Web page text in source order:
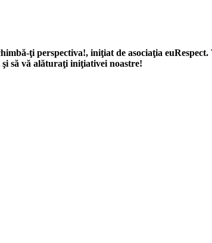
ţi perspectiva!, iniţiat de asociaţia
şi să vă alăturaţi iniţiativei noastre!